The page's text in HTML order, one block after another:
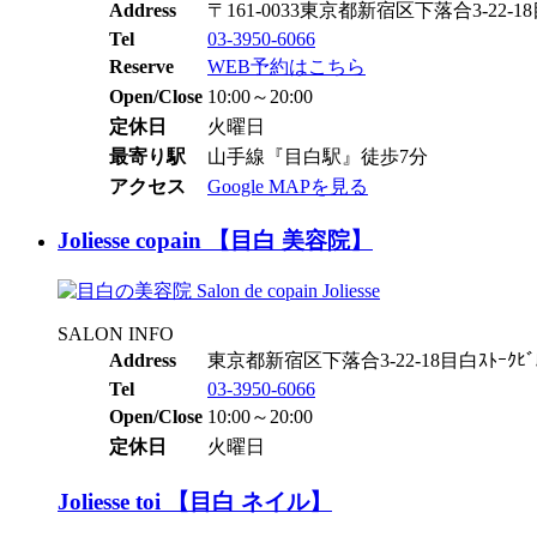
Address
〒161-0033東京都新宿区下落合3-22-18
Tel
03-3950-6066
Reserve
WEB予約はこちら
Open/Close 10:00～20:00
定休日
火曜日
最寄り駅
山手線『目白駅』徒歩7分
アクセス
Google MAPを見る
Joliesse copain 【目白 美容院】
SALON INFO
Address
東京都新宿区下落合3-22-18目白ｽﾄｰｸﾋ
Tel
03-3950-6066
Open/Close 10:00～20:00
定休日
火曜日
Joliesse toi 【目白 ネイル】